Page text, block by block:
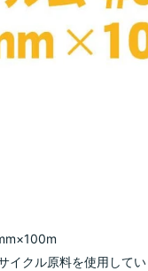
イクル原料を使用して